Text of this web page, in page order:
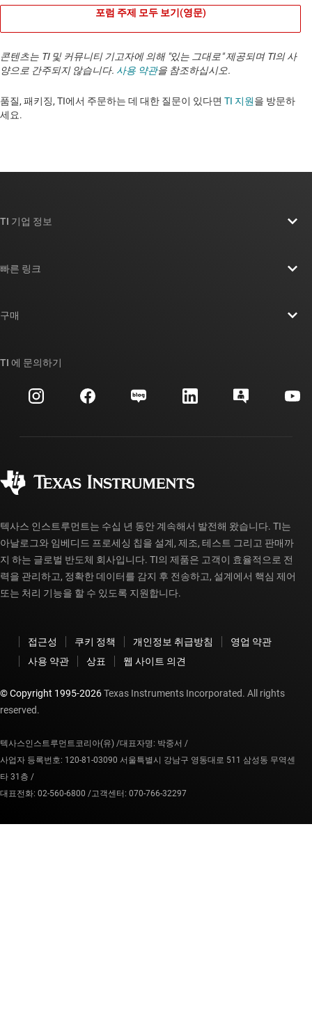
포럼 주제 모두 보기(영문)
콘텐츠는 TI 및 커뮤니티 기고자에 의해 "있는 그대로" 제공되며 TI의 사
양으로 간주되지 않습니다. 사용 약관을 참조하십시오.
품질, 패키징, TI에서 주문하는 데 대한 질문이 있다면 TI 지원을 방문하
세요. ​​​​​​​​​​​​​​
TI 기업 정보
투자 관계
제조
빠른 링크
대체품 검색
고객 지원 센터
myTI 계정 FAQ
구매
주문 FAQ
TI 에 문의하기
텍사스 인스트루먼트는 수십 년 동안 계속해서 발전해 왔습니다. TI는
아날로그와 임베디드 프로세싱 칩을 설계, 제조, 테스트 그리고 판매까
지 하는 글로벌 반도체 회사입니다. TI의 제품은 고객이 효율적으로 전
력을 관리하고, 정확한 데이터를 감지 후 전송하고, 설계에서 핵심 제어
또는 처리 기능을 할 수 있도록 지원합니다.
접근성 쿠키 정책 개인정보 취급방침
영업 약관
사용 약관
상표 웹 사이트 의견
© Copyright 1995-2026Texas Instruments Incorporated. All rights
reserved.
텍사스인스트루먼트코리아(유) /대표자명: 박중서 /
사업자 등록번호: 120-81-03090 서울특별시 강남구 영동대로 511 삼성동 무역센
타 31층 /
대표전화: 02-560-6800 /고객센터: 070-766-32297